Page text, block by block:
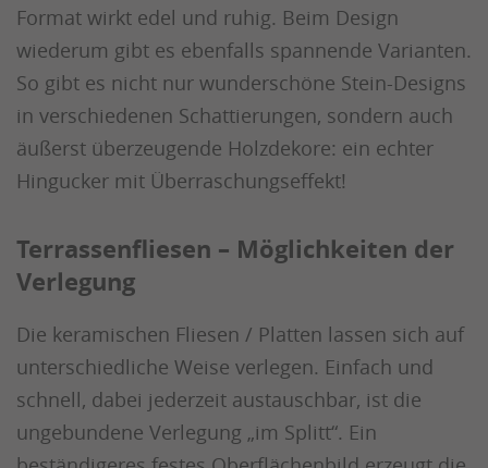
Format wirkt edel und ruhig. Beim Design
wiederum gibt es ebenfalls spannende Varianten.
So gibt es nicht nur wunderschöne Stein-Designs
in verschiedenen Schattierungen, sondern auch
äußerst überzeugende Holzdekore: ein echter
Hingucker mit Überraschungseffekt!
Terrassenfliesen – Möglichkeiten der
Verlegung
Die keramischen Fliesen / Platten lassen sich auf
unterschiedliche Weise verlegen. Einfach und
schnell, dabei jederzeit austauschbar, ist die
ungebundene Verlegung „im Splitt“. Ein